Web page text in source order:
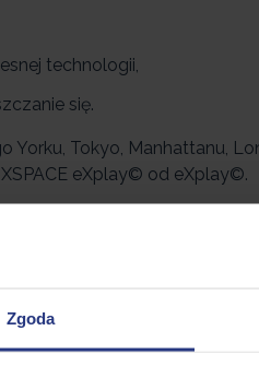
Zgoda
technologii,
się.
Yorku, Tokyo, Manhattanu,
eXplay© od eXplay©.
dla miłośników
7500 mAh
doprowadzi